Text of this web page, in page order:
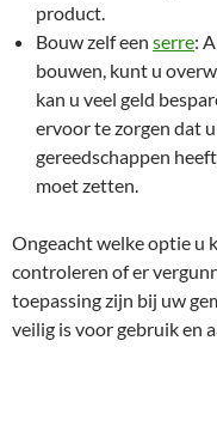
product.
Bouw zelf een serre:
bouwen, kunt u
kan u veel geld
ervoor te zorgen dat
gereedschappen
moet zetten.
Ongeacht welke optie u
controleren of er
toepassing zijn bij uw
veilig is voor gebruik en